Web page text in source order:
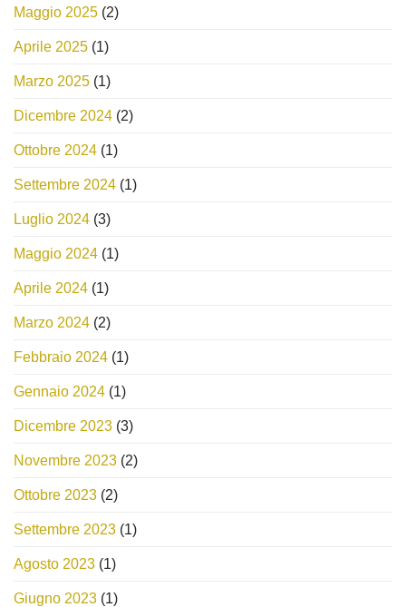
Maggio 2025 (2)
Aprile 2025 (1)
Marzo 2025 (1)
Dicembre 2024 (2)
Ottobre 2024 (1)
Settembre 2024 (1)
Luglio 2024 (3)
Maggio 2024 (1)
Aprile 2024 (1)
Marzo 2024 (2)
Febbraio 2024 (1)
Gennaio 2024 (1)
Dicembre 2023 (3)
Novembre 2023 (2)
Ottobre 2023 (2)
Settembre 2023 (1)
Agosto 2023 (1)
Giugno 2023 (1)